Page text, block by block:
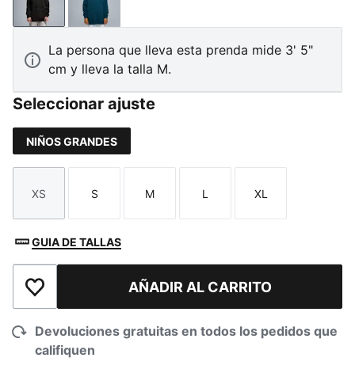
PUMA BlackMidnight Petrol
La persona que lleva esta prenda mide 3' 5"
cm y lleva la talla M.
Seleccionar ajuste
NIÑOS GRANDES
Talla
XS
Talla
S
Talla
M
Talla
L
Talla
XL
GUIA DE TALLAS
Añadir a la lista de deseosAÑADIR AL CARRITO
Devoluciones gratuitas en todos los pedidos que
califiquen